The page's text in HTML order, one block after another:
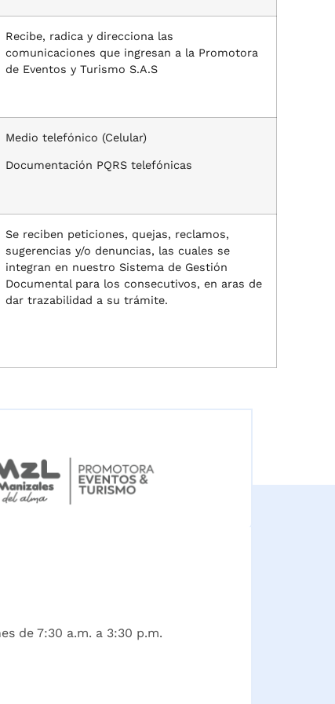
Recibe, radica y direcciona las
comunicaciones que ingresan a la Promotora
de Eventos y Turismo S.A.S
Medio telefónico (Celular)
Documentación PQRS telefónicas
Se reciben peticiones, quejas, reclamos,
sugerencias y/o denuncias, las cuales se
integran en nuestro Sistema de Gestión
Documental para los consecutivos, en aras de
dar trazabilidad a su trámite.
de 7:30 a.m. a 3:30 p.m.